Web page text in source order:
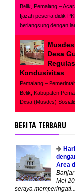
Belik, Pemalang –
Ijazah peserta didik
berlangsung dengan
Desa
Kondusivitas
Pemalang –
Belik, Kabupaten
Desa (Musdes)
BERITA TERBARU
Area
Mei
seraya memperingati...